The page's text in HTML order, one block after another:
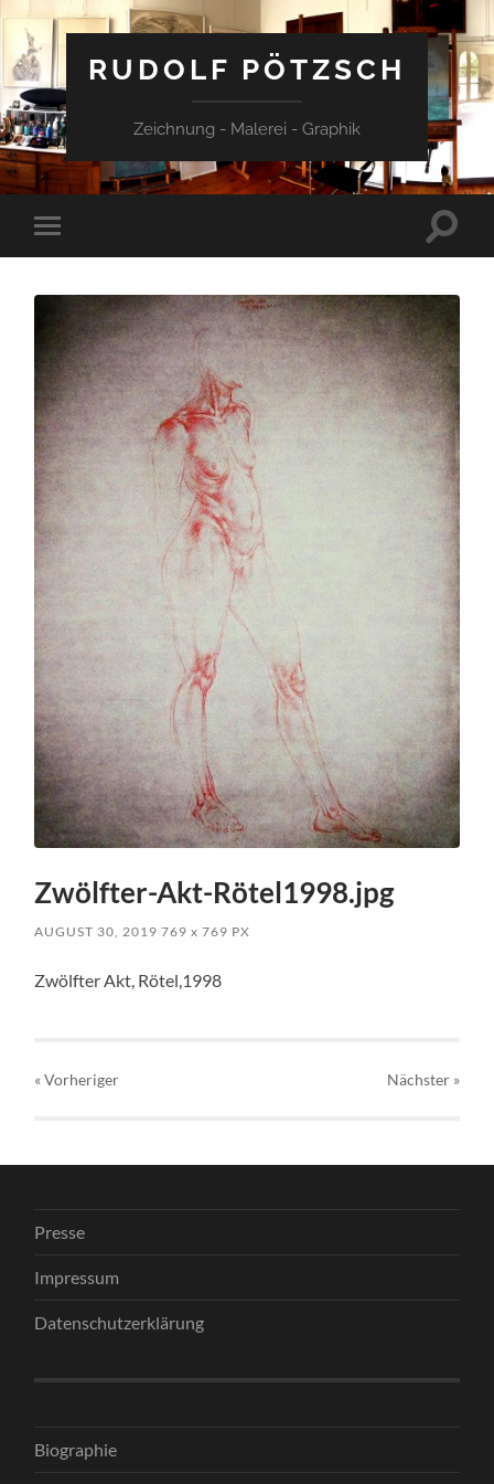
RUDOLF PÖTZSCH
Zeichnung - Malerei - Graphik
Mobile-
Menü
Zwölfter-Akt-Rötel1998.jpg
AUGUST 30, 2019 769x 769 PX
Zwölfter Akt, Rötel,1998
« Vorheriger Nächster »
Presse
Impressum
Datenschutzerklärung
Biographie